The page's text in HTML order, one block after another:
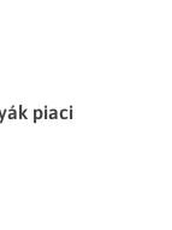
piaci